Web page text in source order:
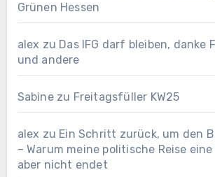
Grünen Hessen
alex zu Das IFG darf bleiben, danke
und andere
Sabinezu Freitagsfüller KW25
alex zu Ein Schritt zurück, um den
– Warum meine politische Reise
aber nicht endet